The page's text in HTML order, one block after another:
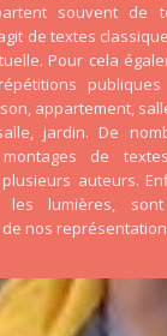
souvent de
de textes
Pour cela
publiques
appartement,
jardin. De
de
auteurs.
les lumières,
nos